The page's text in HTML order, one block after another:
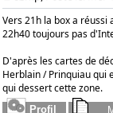
Vers 21h la box a
22h40 toujours pas
D'après les cartes de
Herblain / Prinquiau qui
qui dessert cette zone.